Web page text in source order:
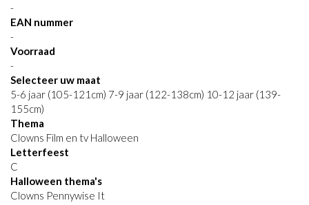
-
EAN nummer
-
Voorraad
-
Selecteer uw maat
5-6 jaar (105-121cm) 7-9 jaar (122-138cm) 10-12 jaar (139-
155cm)
Thema
Clowns Film en tv Halloween
Letterfeest
C
Halloween thema's
Clowns Pennywise It